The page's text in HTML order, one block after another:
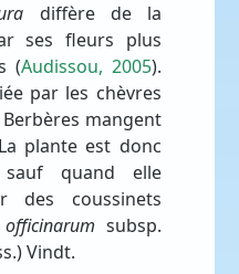
diffère de la
ses fleurs plus
(Audissou, 2005).
par les chèvres
mangent
plante est donc
quand elle
des coussinets
subsp.
Vindt.